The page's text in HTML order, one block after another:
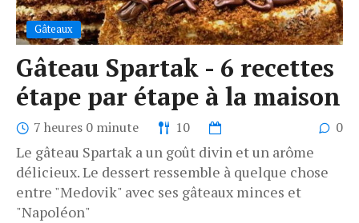
Gâteaux
Gâteau Spartak - 6 recettes
étape par étape à la maison
7 heures 0 minute 10 0
Le gâteau Spartak a un goût divin et un arôme
délicieux. Le dessert ressemble à quelque chose
entre "Medovik" avec ses gâteaux minces et
"Napoléon"